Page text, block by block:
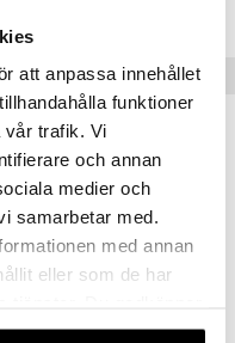
att anpassa innehållet
funktioner
vår trafik. Vi
och annan
medier och
samarbetar med.
med annan
eller som de har
av vår webbplats.